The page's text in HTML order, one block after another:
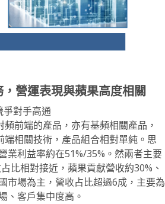
營運表現與蘋果高度相關
爭對手高通
前端的產品，亦有基頻相關產品，
相關技術，產品組合相對單純。思
業利益率約在51%/35%。然兩者主要
比相對接近，蘋果貢獻營收約30%、
市場為主，營收占比超過6成，主要為
、客戶集中度高。